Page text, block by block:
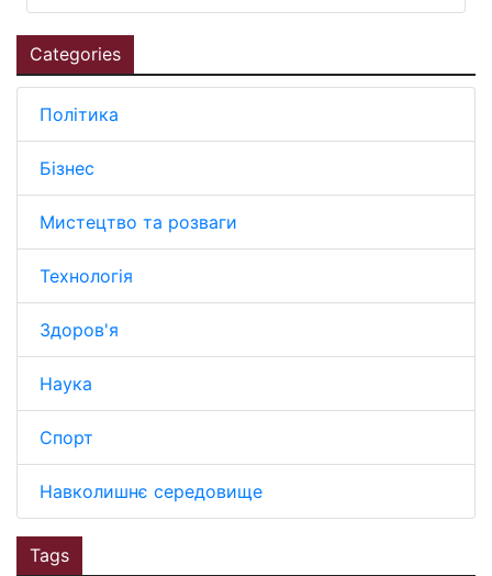
Categories
Політика
Бізнес
Мистецтво та розваги
Технологія
Здоров'я
Наука
Спорт
Навколишнє середовище
Tags